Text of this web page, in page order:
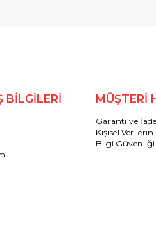
BİLGİLERİ MÜŞTERİ
Garanti ve İade
Kişisel
Bilgi Güvenliği